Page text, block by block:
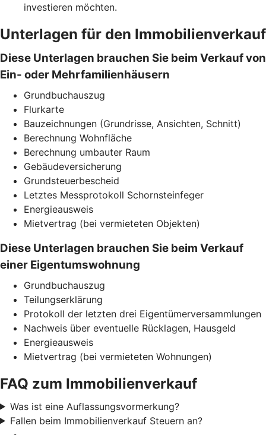
investieren möchten.
Unterlagen für den Immobilienverkauf
Diese Unterlagen brauchen Sie beim Verkauf von
Ein- oder Mehrfamilienhäusern
Grundbuchauszug
Flurkarte
Bauzeichnungen (Grundrisse, Ansichten, Schnitt)
Berechnung Wohnfläche
Berechnung umbauter Raum
Gebäudeversicherung
Grundsteuerbescheid
Letztes Messprotokoll Schornsteinfeger
Energieausweis
Mietvertrag (bei vermieteten Objekten)
Diese Unterlagen brauchen Sie beim Verkauf
einer Eigentumswohnung
Grundbuchauszug
Teilungserklärung
Protokoll der letzten drei Eigentümerversammlungen
Nachweis über eventuelle Rücklagen, Hausgeld
Energieausweis
Mietvertrag (bei vermieteten Wohnungen)
FAQ zum Immobilienverkauf
Was ist eine Auflassungsvormerkung?
Fallen beim Immobilienverkauf Steuern an?